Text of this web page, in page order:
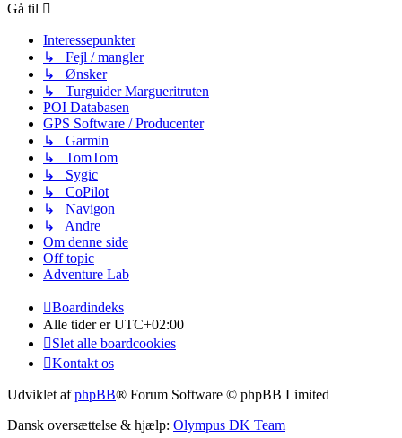
Gå til
Interessepunkter
↳ Fejl / mangler
↳ Ønsker
↳ Turguider Margueritruten
POI Databasen
GPS Software / Producenter
↳ Garmin
↳ TomTom
↳ Sygic
↳ CoPilot
↳ Navigon
↳ Andre
Om denne side
Off topic
Adventure Lab
Boardindeks
Alle tider erUTC+02:00
Slet alle boardcookies
Kontakt os
Udviklet afphpBB® Forum Software © phpBB Limited
Dansk oversættelse & hjælp: Olympus DK Team